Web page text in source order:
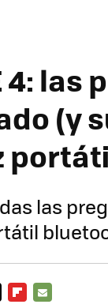
4:
(y
las